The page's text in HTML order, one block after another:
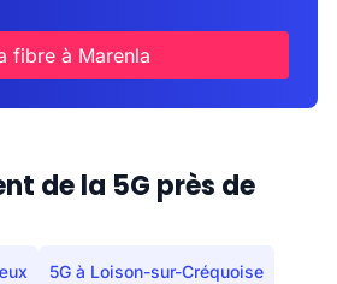
fibre à Marenla
de la 5G près de
5G à Loison-sur-Créquoise